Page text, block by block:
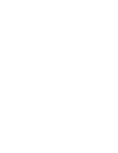
со Стасом Ярушиным
пародии на